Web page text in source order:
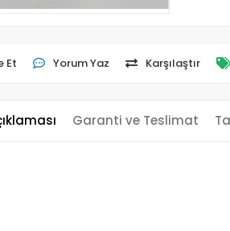
Et Yorum Yaz Karşılaştır
Garanti ve Teslimat